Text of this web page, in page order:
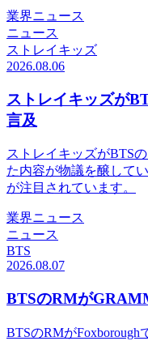
業界ニュース
ニュース
ストレイキッズ
2026.08.06
ストレイキッズが
言及
ストレイキッズがBTS
た内容が物議を醸して
が注目されています。
業界ニュース
ニュース
BTS
2026.08.07
BTSのRMが
BTSのRMが